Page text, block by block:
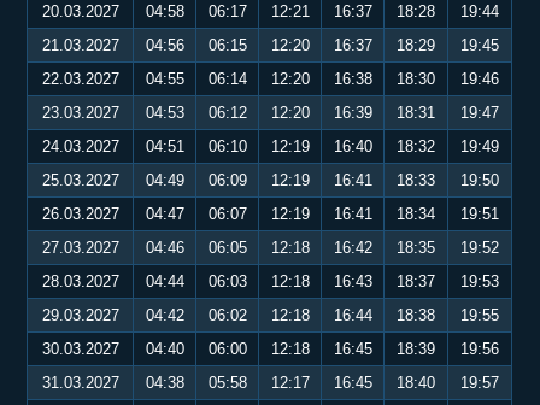
20.03.2027
04:58 06:17 12:21 16:37 18:28
19:44
21.03.2027
04:56 06:15 12:20 16:37 18:29
19:45
22.03.2027
04:55 06:14 12:20 16:38 18:30
19:46
23.03.2027
04:53 06:12 12:20 16:39 18:31
19:47
24.03.2027
04:51 06:10 12:19 16:40 18:32
19:49
25.03.2027
04:49 06:09 12:19 16:41 18:33
19:50
26.03.2027
04:47 06:07 12:19 16:41 18:34
19:51
27.03.2027
04:46 06:05 12:18 16:42 18:35
19:52
28.03.2027
04:44 06:03 12:18 16:43 18:37
19:53
29.03.2027
04:42 06:02 12:18 16:44 18:38
19:55
30.03.2027
04:40 06:00 12:18 16:45 18:39
19:56
31.03.2027
04:38 05:58 12:17 16:45 18:40
19:57